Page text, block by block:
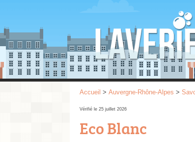
Accueil > Auvergne-Rhône-Alpes >
Vérifié le 25 juillet 2026
Eco Blanc